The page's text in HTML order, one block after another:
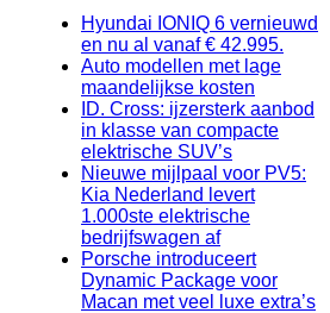
Hyundai IONIQ 6 vernieuwd
en nu al vanaf € 42.995.
Auto modellen met lage
maandelijkse kosten
ID. Cross: ijzersterk aanbod
in klasse van compacte
elektrische SUV’s
Nieuwe mijlpaal voor PV5:
Kia Nederland levert
1.000ste elektrische
bedrijfswagen af
Porsche introduceert
Dynamic Package voor
Macan met veel luxe extra’s